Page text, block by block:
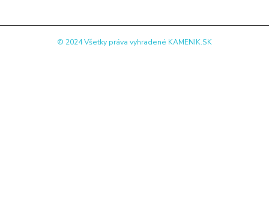
© 2024 Všetky práva vyhradené KAMENIK.SK